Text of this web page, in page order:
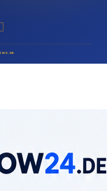
und neue